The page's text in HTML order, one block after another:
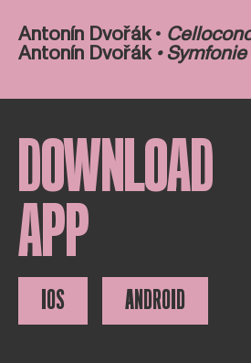
Antonín Dvořák •
Antonín Dvořák •
DOWNLOAD
APP
IOS ANDROID